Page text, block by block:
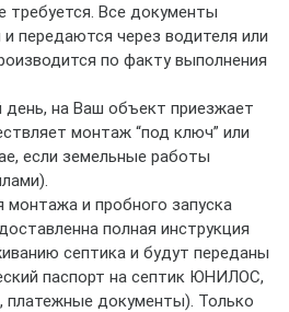
требуется. Все документы
и передаются через водителя или
по факту выполнения
день, на Ваш объект приезжает
монтаж “под ключ” или
если земельные работы
монтажа и пробного запуска
полная инструкция
септика и будут переданы
паспорт на септик ЮНИЛОС,
платежные документы). Только